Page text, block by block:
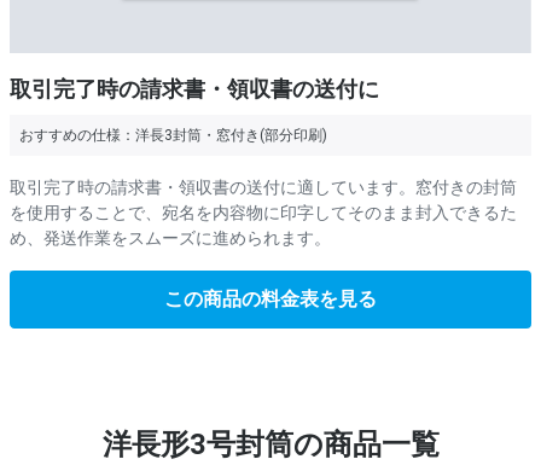
取引完了時の請求書・領収書の送付に
おすすめの仕様： 洋長3封筒・窓付き(部分印刷)
取引完了時の請求書・領収書の送付に適しています。窓付きの封筒
を使用することで、宛名を内容物に印字してそのまま封入できるた
め、発送作業をスムーズに進められます。
この商品の料金表を見る
洋長形3号封筒の商品一覧